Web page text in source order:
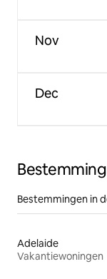
Nov
Dec
Bestemmingen in
Adelaide
Vakantiewoningen